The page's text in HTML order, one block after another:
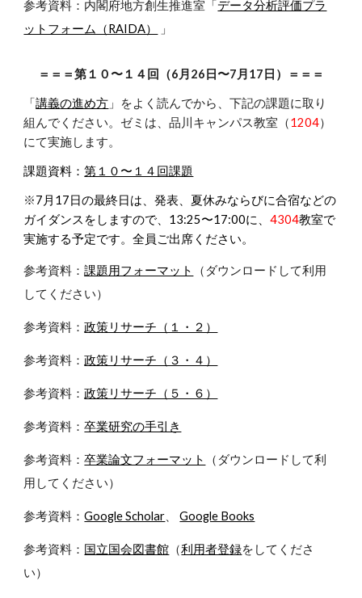
参考資料：内閣府地方創生推進室「データ分析評価プラ
ットフォーム（RAIDA）
」
＝＝＝第１０〜１４回（6月26日〜7月17日）＝＝＝
「講義の進め方 」をよく読んでから、下記の課題に取り
組んでください。 ゼミは、品川キャンパス教室（1204）
にて実施します。
課題資料：第１０〜１４回課題
※7月17日の最終日は、発表、夏休みならびに合宿などの
ガイダンスをしますので、13:25〜17:00に、4304教室で
実施する予定です。全員ご出席ください。
参考資料：課題用フォーマット
（ダウンロードして利用
してください）
参考資料：政策リサーチ（１・２）
参考資料：政策リサーチ（３・４）
参考資料：政策リサーチ（５・６）
参考資料：卒業研究の手引き
参考資料：卒業論文フォーマット
（ダウンロードして利
用してください）
参考資料：Google Scholar 、Google Books
参考資料： 国立国会図書館 （利用者登録をしてくださ
い）